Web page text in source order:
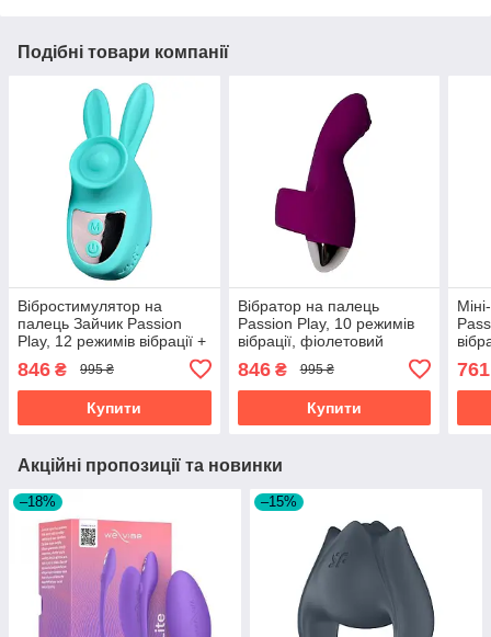
Подібні товари компанії
Вібростимулятор на
палець Зайчик Passion
Play, 12 режимів вібрації +
3 інтенсивності, бірюзовий
846 ₴ 995 ₴
Купити
Вібратор на палець
Passion Play, 10 режимів
вібрації, фіолетовий
846₴ 995 ₴
Купити
761
Акційні пропозиції та новинки
–18% –15%